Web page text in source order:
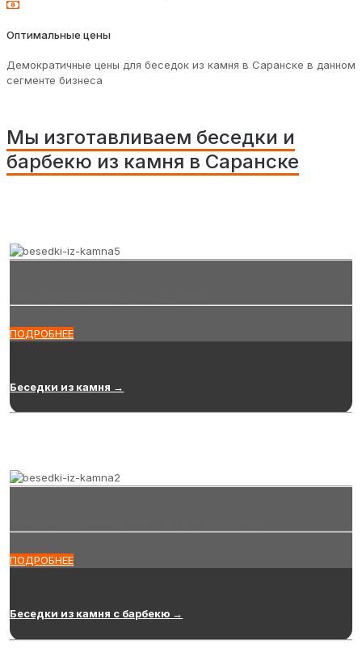
Оптимальные цены
Демократичные цены для беседок из камня в Саранске в данном
сегменте бизнеса
Мы изготавливаем беседки и
барбекю из камня в Саранске
ПОДРОБНЕЕ
Беседки из камня →
ПОДРОБНЕЕ
Беседки из камня с барбекю →